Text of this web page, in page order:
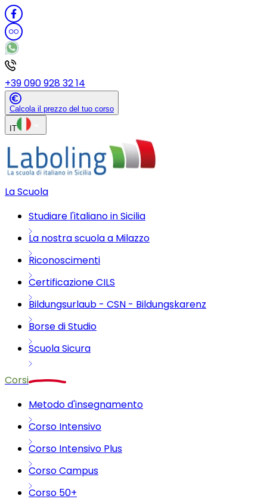
+39 090 928 32 14
Calcola il prezzo del tuo corso
IT
La Scuola
Studiare l'italiano in Sicilia
La nostra scuola a Milazzo
Riconoscimenti
Certificazione CILS
Bildungsurlaub - CSN - Bildungskarenz
Borse di Studio
Scuola Sicura
Corsi
Metodo d'insegnamento
Corso Intensivo
Corso Intensivo Plus
Corso Campus
Corso 50+